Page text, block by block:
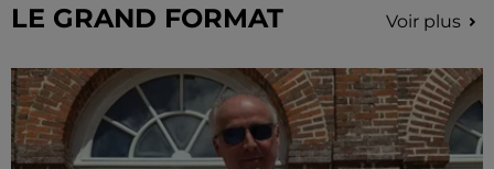
LE GRAND FORMAT Voir plus